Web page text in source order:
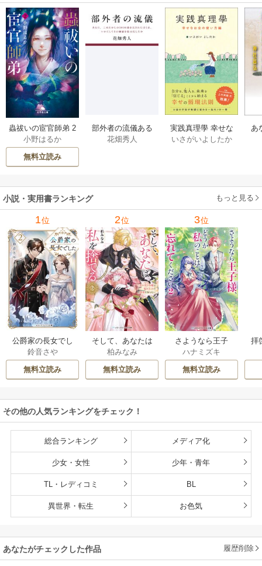
蟲祓いの宦官師弟 2
巻
小野はるか
無料立読み
部外者の流儀ある
日、三木たかしの5
したか 1巻
花畑秀人
実践真理學 幸せな
お金の使い方編 1巻
いさがいよしたか
あ
小説・実用書ランキング もっと見る
1位
公爵家の長女でし
た
鈴音さや
無料立読み
2位
そして、あなたは
私を捨てる
柏みなみ
無料立読み
3位
さようなら王子
様、どうか私のこ
とは忘れてくださ
い
ハナミズキ
無料立読み
拝
その他の人気ランキングをチェック！
総合ランキング メディア化
少女・女性 少年・青年
TL・レディコミ BL
異世界・転生 お色気
あなたがチェックした作品 履歴削除